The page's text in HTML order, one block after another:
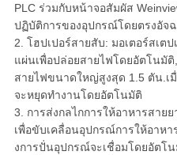
PLC ร่วมกับหน้าจอสัมผัส
ปฏิบัติการของอุปกรณ์โดยตรงอัจ
2. โฮปเปอร์สายสับ: มอเตอร์สเต
แผ่นเพื่อปล่อยสายไฟโดยอัตโนมัติ
สายไฟขนาดใหญ่สูงสุด 1.5 ตัน.เ
จะหยุดทํางานโดยอัตโนมัติ
3. การส่งกลไกการให้อาหารสาย
เพื่อขับเคลื่อนอุปกรณ์การให้อาห
งการปั่นอุปกรณ์จะเชื่อมโดยอัตโ